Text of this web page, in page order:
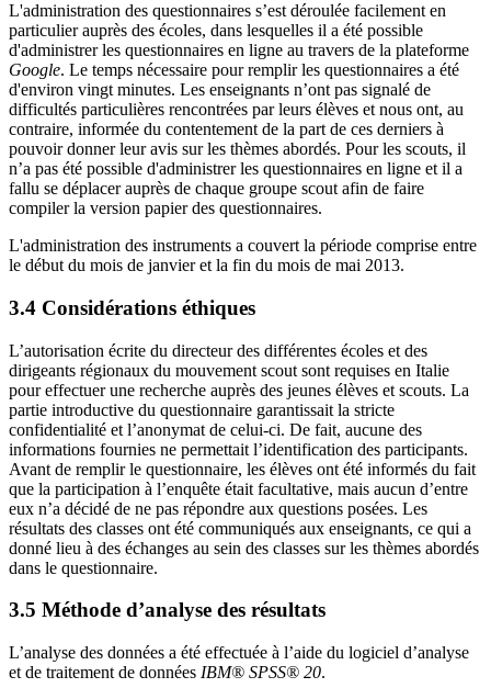
L'administration des questionnaires s’est déroulée facilement en
particulier auprès des écoles, dans lesquelles il a été possible
d'administrer les questionnaires en ligne au travers de la plateforme
Google. Le temps nécessaire pour remplir les questionnaires a été
d'environ vingt minutes. Les enseignants n’ont pas signalé de
difficultés particulières rencontrées par leurs élèves et nous ont, au
contraire, informée du contentement de la part de ces derniers à
pouvoir donner leur avis sur les thèmes abordés. Pour les scouts, il
n’a pas été possible d'administrer les questionnaires en ligne et il a
fallu se déplacer auprès de chaque groupe scout afin de faire
compiler la version papier des questionnaires.
L'administration des instruments a couvert la période comprise entre
le début du mois de janvier et la fin du mois de mai 2013.
3.4 Considérations éthiques
L’autorisation écrite du directeur des différentes écoles et des
dirigeants régionaux du mouvement scout sont requises en Italie
pour effectuer une recherche auprès des jeunes élèves et scouts. La
partie introductive du questionnaire garantissait la stricte
confidentialité et l’anonymat de celui-ci. De fait, aucune des
informations fournies ne permettait l’identification des participants.
Avant de remplir le questionnaire, les élèves ont été informés du fait
que la participation à l’enquête était facultative, mais aucun d’entre
eux n’a décidé de ne pas répondre aux questions posées. Les
résultats des classes ont été communiqués aux enseignants, ce qui a
donné lieu à des échanges au sein des classes sur les thèmes abordés
dans le questionnaire.
3.5 Méthode d’analyse des résultats
L’analyse des données a été effectuée à l’aide du logiciel d’analyse
et de traitement de données IBM® SPSS® 20.